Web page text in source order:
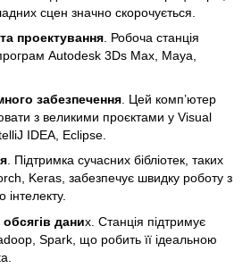
сцен значно скорочується.
проектування. Робоча станція
Autodesk 3Ds Max, Maya,
забезпечення . Цей комп’ютер
з великими проєктами у Visual
IDEA, Eclipse.
. Підтримка сучасних бібліотек, таких
Keras, забезпечує швидку роботу з
даних. Станція підтримує
Spark, що робить її ідеальною